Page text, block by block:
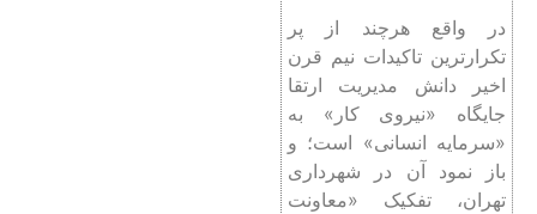
در واقع هرچند از پر
تکرارترین تاکیدات نیم قرن
اخیر دانش مدیریت ارتقا
جایگاه «نیروی کار» به
«سرمایه انسانی» است؛ و
باز نمود آن در شهرداری
تهران، تفکیک «معاونت